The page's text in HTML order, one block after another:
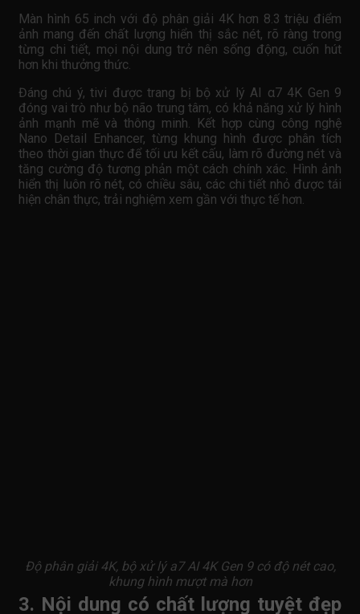
Màn hình 65 inch với độ phân giải 4K hơn 8.3 triệu điểm
ảnh mang đến chất lượng hiển thị sắc nét, rõ ràng trong
từng chi tiết, mọi nội dung trở nên sống động, cuốn hút
hơn khi thưởng thức.
Đáng chú ý, tivi được trang bị bộ xử lý AI α7 4K Gen 9
đóng vai trò như bộ não trung tâm, có khả năng xử lý hình
ảnh mạnh mẽ và thông minh. Kết hợp cùng công nghệ
Nano Detail Enhancer, từng khung hình được phân tích
theo thời gian thực để tối ưu kết cấu, làm rõ đường nét và
tăng cường độ tương phản một cách chính xác. Hình ảnh
hiển thị luôn rõ nét, có chiều sâu, các chi tiết nhỏ được tái
hiện chân thực, trải nghiệm xem gần với thực tế hơn.
Độ phân giải 4K, bộ xử lý a7 AI 4K Gen 9 có độ nét cao,
khung hình mượt mà hơn
3. Nội dung có chất lượng tuyệt đẹp